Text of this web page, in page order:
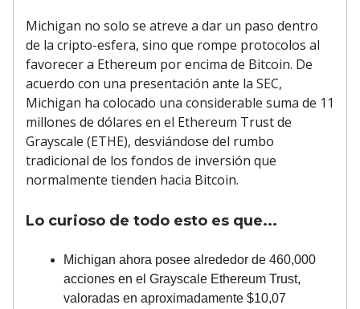
Michigan no solo se atreve a dar un paso dentro
de la cripto-esfera, sino que rompe protocolos al
favorecer a Ethereum por encima de Bitcoin. De
acuerdo con una presentación ante la SEC,
Michigan ha colocado una considerable suma de 11
millones de dólares en el Ethereum Trust de
Grayscale (ETHE), desviándose del rumbo
tradicional de los fondos de inversión que
normalmente tienden hacia Bitcoin.
Lo curioso de todo esto es que...
Michigan ahora posee alrededor de 460,000
acciones en el Grayscale Ethereum Trust,
valoradas en aproximadamente $10,07